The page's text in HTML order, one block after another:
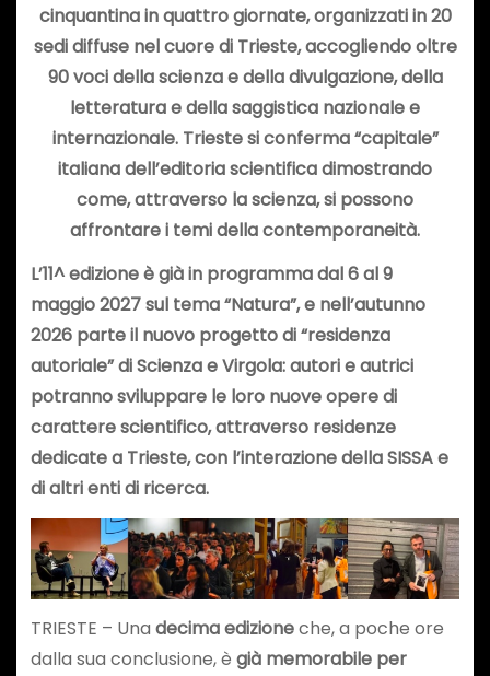
cinquantina in quattro giornate, organizzati in 20
sedi diffuse nel cuore di Trieste, accogliendo oltre
90 voci della scienza e della divulgazione, della
letteratura e della saggistica nazionale e
internazionale. Trieste si conferma “capitale”
italiana dell’editoria scientifica dimostrando
come, attraverso la scienza, si possono
affrontare i temi della contemporaneità.
L’11^ edizione è già in programma dal 6 al 9
maggio 2027 sul tema “Natura”, e nell’autunno
2026 parte il nuovo progetto di “residenza
autoriale” di Scienza e Virgola: autori e autrici
potranno sviluppare le loro nuove opere di
carattere scientifico, attraverso residenze
dedicate a Trieste, con l’interazione della SISSA e
di altri enti di ricerca.
TRIESTE – Una decima edizioneche, a poche ore
dalla sua conclusione, è già memorabile per